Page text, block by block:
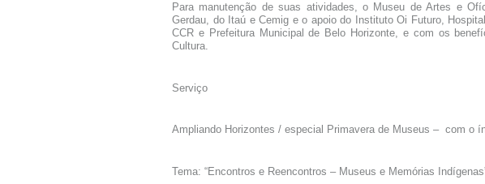
Para manutenção de suas atividades, o Museu de Artes e
Gerdau, do Itaú e Cemig e o apoio do Instituto Oi Futuro,
CCR e Prefeitura Municipal de Belo Horizonte, e com os
Cultura.
Serviço
Ampliando Horizontes / especial Primavera de Museus – com o
Tema: “Encontros e Reencontros – Museus e Memórias